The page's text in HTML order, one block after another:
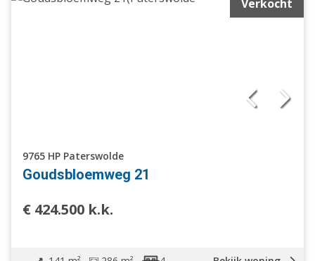
Verkocht
9765 HP Paterswolde
Goudsbloemweg 21
€ 424.500 k.k.